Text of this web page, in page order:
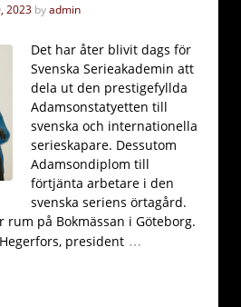
2023 byadmin
Det har åter blivit dags för
Svenska Serieakademin att
dela ut den prestigefyllda
Adamsonstatyetten till
svenska och internationella
serieskapare. Dessutom
Adamsondiplom till
förtjänta arbetare i den
svenska seriens örtagård.
rum på Bokmässan i Göteborg.
president …